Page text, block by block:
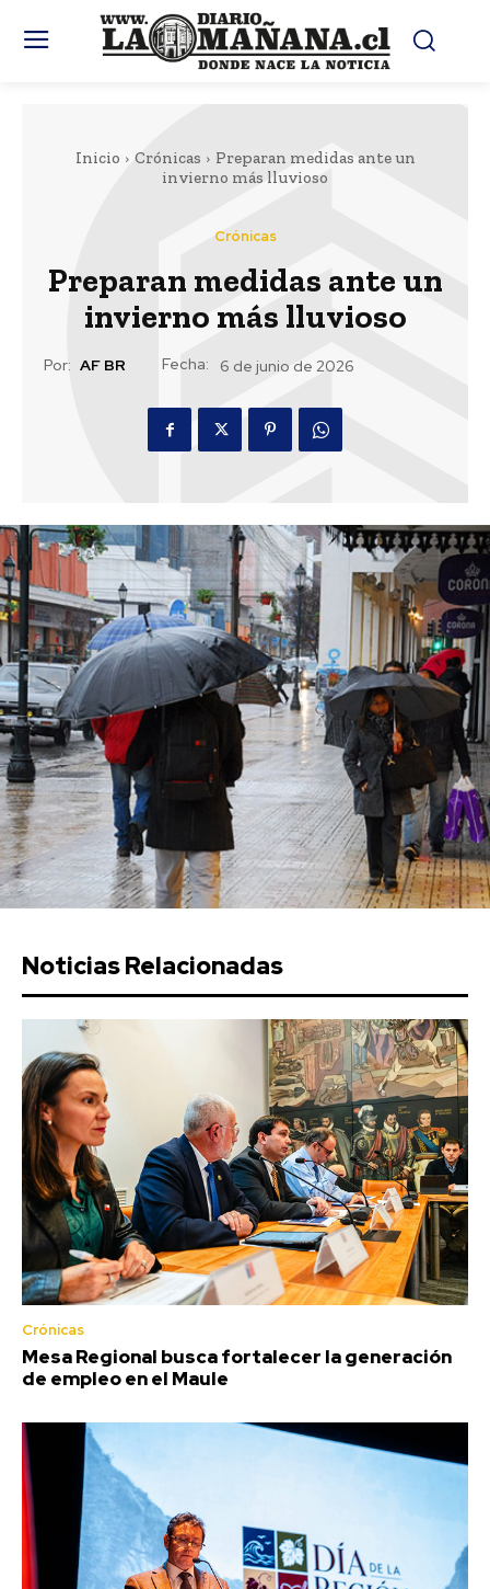
Inicio Crónicas
Preparan medidas ante un
invierno más lluvioso
Crónicas
Preparan medidas ante un
invierno más lluvioso
Por: AF BR Fecha: 6 de junio de 2026
Noticias Relacionadas
Crónicas
Mesa Regional busca fortalecer la generación
de empleo en el Maule